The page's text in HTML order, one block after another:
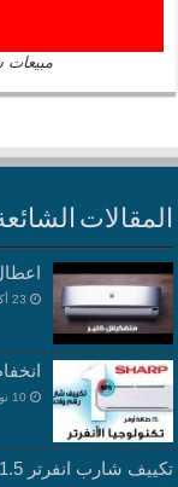
مبيعات
المقالات
23 أكتوبر، 2017
10 نوفمبر، 2017
تكييف شارب انفرتر 1.5 حصان بارد-ساخن